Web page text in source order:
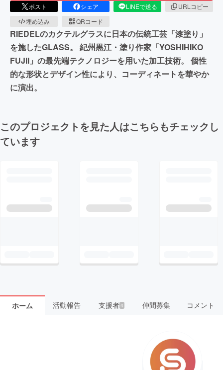
ポスト シェア LINEで送る
URLコピー
埋め込み
QRコード
RIEDELのカクテルグラスに日本の伝統工芸「漆塗り」
を施したGLASS。 紀州黒江・塗り作家「YOSHIHIKO
FUJII」の最先端テクノロジーを用いた加工技術。 個性
的な形状とデザイン性により、コーディネートを華やか
に演出。
このプロジェクトを見た人はこちらもチェックし
ています
ホーム 活動報告 支援者4 仲間募集 コメント